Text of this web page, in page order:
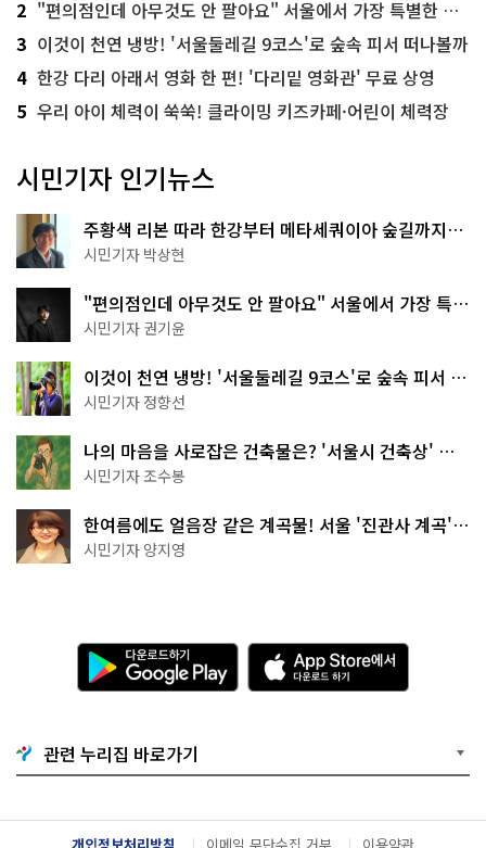
2 "편의점인데 아무것도 안 팔아요" 서울에서 가장 특별한 편의점의 정체
3 이것이 천연 냉방! '서울둘레길 9코스'로 숲속 피서 떠나볼까
4 한강 다리 아래서 영화 한 편! '다리밑 영화관' 무료 상영
5 우리 아이 체력이 쑥쑥! 클라이밍 키즈카페·어린이 체력장
시민기자 인기뉴스
주황색 리본 따라 한강부터 메타세쿼이아 숲길까지…
서울둘레길 15코스
시민기자 박상현
"편의점인데 아무것도 안 팔아요" 서울에서 가장 특별
한 편의점의 정체
시민기자 권기윤
이것이 천연 냉방! '서울둘레길 9코스'로 숲속 피서 떠
나볼까
시민기자 정향선
나의 마음을 사로잡은 건축물은? '서울시 건축상' 수
상작 공개!
시민기자 조수봉
한여름에도 얼음장 같은 계곡물! 서울 '진관사 계곡'이
천국이네~
시민기자 양지영
다
운
로
기
G
o
g
l
A
p
p
e
서
다
관련 누리집 바로가기
개인정보처리방침 이메일 무단수집 거부 이용약관